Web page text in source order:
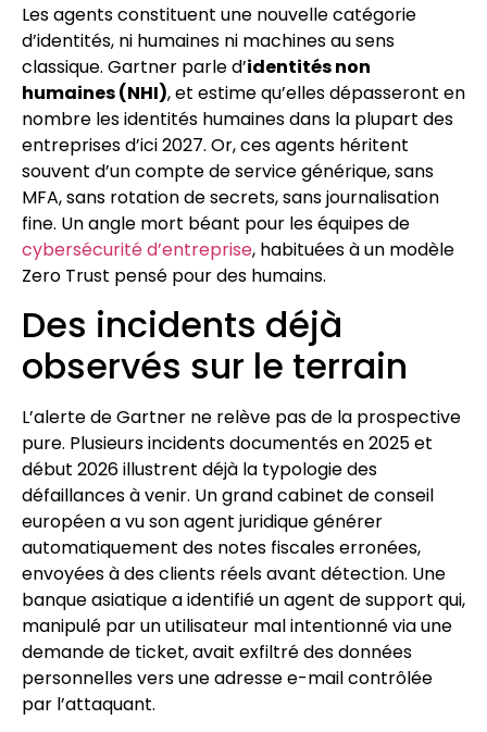
Les agents constituent une nouvelle catégorie
d’identités, ni humaines ni machines au sens
classique. Gartner parle d’identités non
humaines (NHI), et estime qu’elles dépasseront en
nombre les identités humaines dans la plupart des
entreprises d’ici 2027. Or, ces agents héritent
souvent d’un compte de service générique, sans
MFA, sans rotation de secrets, sans journalisation
fine. Un angle mort béant pour les équipes de
cybersécurité d’entreprise, habituées à un modèle
Zero Trust pensé pour des humains.
Des incidents déjà
observés sur le terrain
L’alerte de Gartner ne relève pas de la prospective
pure. Plusieurs incidents documentés en 2025 et
début 2026 illustrent déjà la typologie des
défaillances à venir. Un grand cabinet de conseil
européen a vu son agent juridique générer
automatiquement des notes fiscales erronées,
envoyées à des clients réels avant détection. Une
banque asiatique a identifié un agent de support qui,
manipulé par un utilisateur mal intentionné via une
demande de ticket, avait exfiltré des données
personnelles vers une adresse e-mail contrôlée
par l’attaquant.